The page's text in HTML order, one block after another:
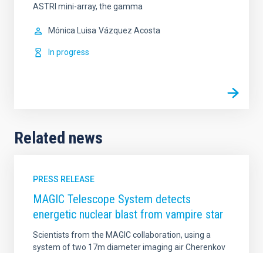
ASTRI mini-array, the gamma
Mónica Luisa Vázquez Acosta
In progress
Related news
PRESS RELEASE
MAGIC Telescope System detects
energetic nuclear blast from vampire star
Scientists from the MAGIC collaboration, using a
system of two 17m diameter imaging air Cherenkov